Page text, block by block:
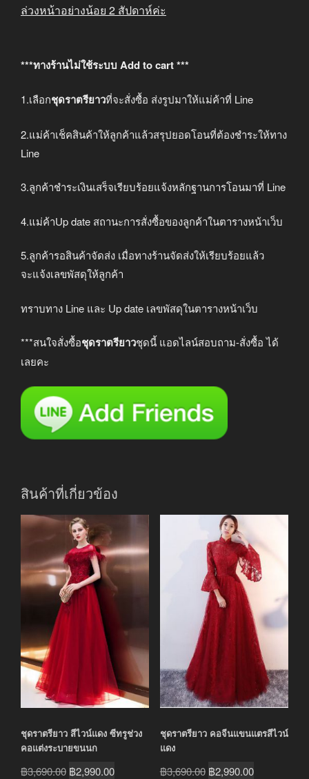
ล่วงหน้าอย่างน้อย 2 สัปดาห์ค่ะ
***ทางร้านไม่ใช้ระบบ Add to cart ***
1.เลือกชุดราตรียาวที่จะสั่งซื้อ ส่งรูปมาให้แม่ค้าที่ Line
2.แม่ค้าเช็คสินค้าให้ลูกค้าแล้วสรุปยอดโอนที่ต้องชำระให้ทาง
Line
3.ลูกค้าชำระเงินเสร็จเรียบร้อยแจ้งหลักฐานการโอนมาที่ Line
4.แม่ค้าUp date สถานะการสั่งซื้อของลูกค้าในตารางหน้าเว็บ
5.ลูกค้ารอสินค้าจัดส่ง เมื่อทางร้านจัดส่งให้เรียบร้อยแล้ว
จะแจ้งเลขพัสดุให้ลูกค้า
ทราบทาง Line และ Up date เลขพัสดุในตารางหน้าเว็บ
***สนใจสั่งซื้อชุดราตรียาวชุดนี้ แอดไลน์สอบถาม-สั่งซื้อ ได้
เลยคะ
สินค้าที่เกี่ยวข้อง
ชุดราตรียาว สีไวน์แดง ซีทรูช่วง
คอแต่งระบายขนนก
฿3,690.00 Original
฿2,990.00Current
ชุดราตรียาว คอจีนแขนแตรสีไวน์
แดง
฿3,690.00 Original
฿2,990.00Current